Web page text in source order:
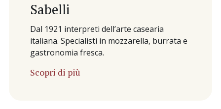
Sabelli
Dal 1921 interpreti dell’arte casearia
italiana. Specialisti in mozzarella, burrata e
gastronomia fresca.
Scopri di più